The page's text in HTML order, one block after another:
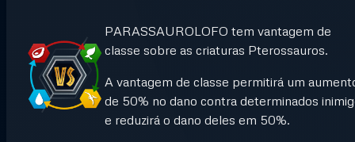
PARASSAUROLOFO tem vantagem de
classe sobre as criaturas Pterossauros.
A vantagem de classe permitirá um
de 50% no dano contra determinados
e reduzirá o dano deles em 50%.